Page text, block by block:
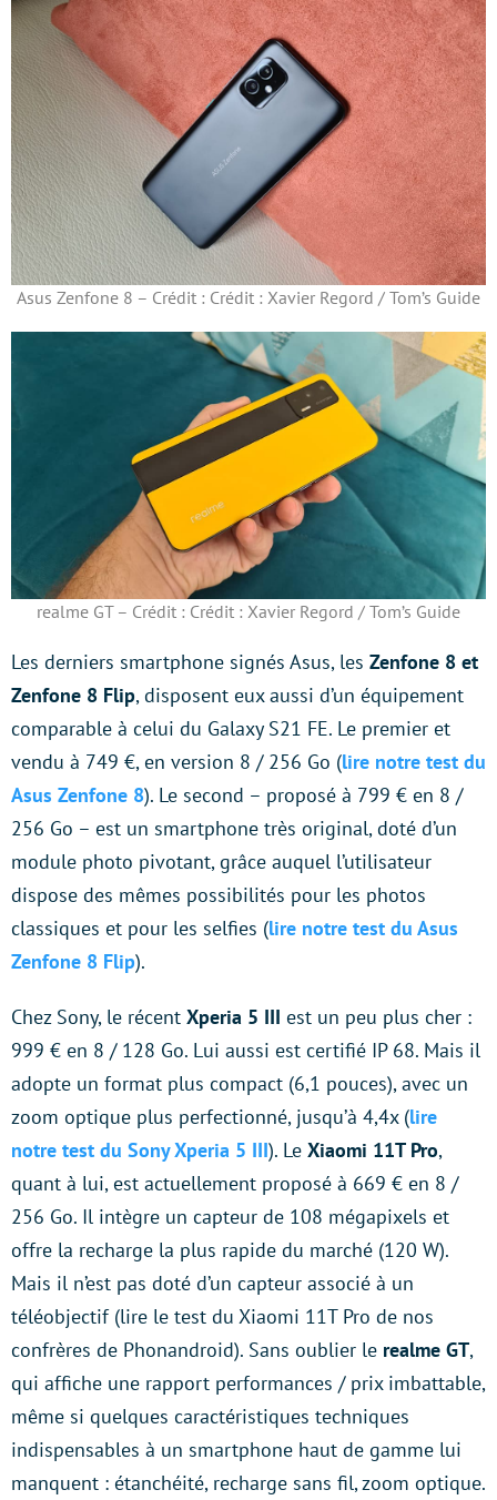
Asus Zenfone 8 – Crédit : Crédit : Xavier Regord / Tom’s Guide
realme GT – Crédit : Crédit : Xavier Regord / Tom’s Guide
Les derniers smartphone signés Asus, les Zenfone 8 et
Zenfone 8 Flip, disposent eux aussi d’un équipement
comparable à celui du Galaxy S21 FE. Le premier et
vendu à 749 €, en version 8 / 256 Go (lire notre test du
Asus Zenfone 8). Le second – proposé à 799 € en 8 /
256 Go – est un smartphone très original, doté d’un
module photo pivotant, grâce auquel l’utilisateur
dispose des mêmes possibilités pour les photos
classiques et pour les selfies (lire notre test du Asus
Zenfone 8 Flip).
Chez Sony, le récent Xperia 5 III est un peu plus cher :
999 € en 8 / 128 Go. Lui aussi est certifié IP 68. Mais il
adopte un format plus compact (6,1 pouces), avec un
zoom optique plus perfectionné, jusqu’à 4,4x (lire
notre test du Sony Xperia 5 III). Le Xiaomi 11T Pro,
quant à lui, est actuellement proposé à 669 € en 8 /
256 Go. Il intègre un capteur de 108 mégapixels et
offre la recharge la plus rapide du marché (120 W).
Mais il n’est pas doté d’un capteur associé à un
téléobjectif (lire le test du Xiaomi 11T Pro de nos
confrères de Phonandroid). Sans oublier le realme GT,
qui affiche une rapport performances / prix imbattable,
même si quelques caractéristiques techniques
indispensables à un smartphone haut de gamme lui
manquent : étanchéité, recharge sans fil, zoom optique.